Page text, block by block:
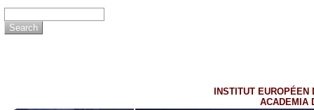
INSTITUT EUROPÉEN
ACADEMIA